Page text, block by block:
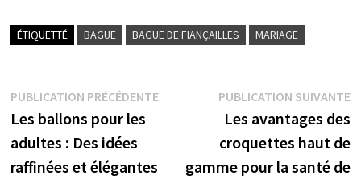
ÉTIQUETTÉ BAGUE BAGUE DE FIANÇAILLES MARIAGE
Navigation
de
l’article
PUBLICATION PRÉCÉDENTEPublication
précédente :
Les ballons pour les
adultes : Des idées
raffinées et élégantes
PUBLICATION SUIVANTE
Les avantages des
croquettes haut de
gamme pour la santé de